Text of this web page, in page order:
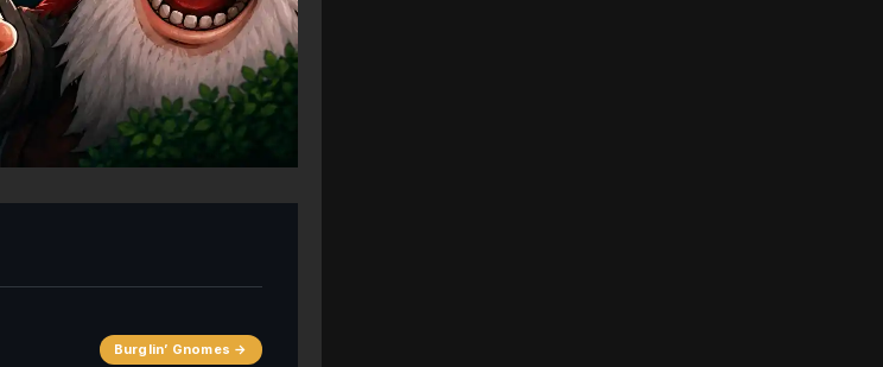
Burglin’ Gnomes →